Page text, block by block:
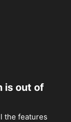
is out of
the features